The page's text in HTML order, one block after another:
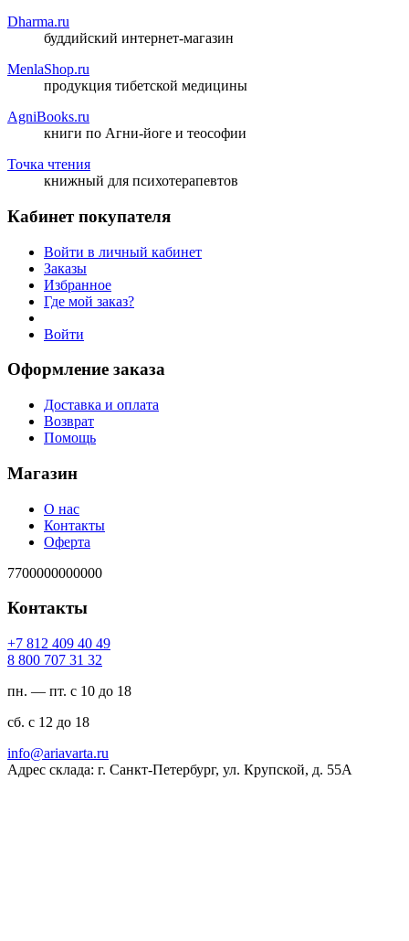
Dharma.ru
буддийский интернет-магазин
MenlaShop.ru
продукция тибетской медицины
AgniBooks.ru
книги по Агни-йоге и теософии
Точка чтения
книжный для психотерапевтов
Кабинет покупателя
Войти в личный кабинет
Заказы
Избранное
Где мой заказ?
Войти
Оформление заказа
Доставка и оплата
Возврат
Помощь
Магазин
О нас
Контакты
Оферта
7700000000000
Контакты
94 04 904 218 7+
23 13 707 008 8
пн. — пт. с 10 до 18
сб. с 12 до 18
ur.atravaira@ofni
Адрес склада: г. Санкт-Петербург, ул. Крупской, д. 55А